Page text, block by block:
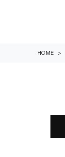
HOME >